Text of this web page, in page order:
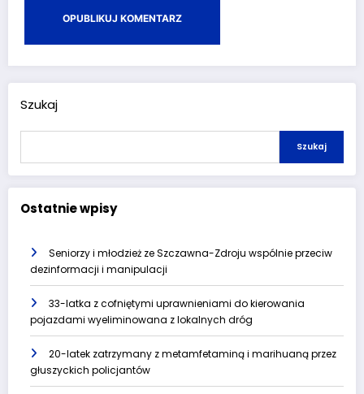
Szukaj
Szukaj
Ostatnie wpisy
Seniorzy i młodzież ze Szczawna-Zdroju wspólnie przeciw
dezinformacji i manipulacji
33-latka z cofniętymi uprawnieniami do kierowania
pojazdami wyeliminowana z lokalnych dróg
20-latek zatrzymany z metamfetaminą i marihuaną przez
głuszyckich policjantów